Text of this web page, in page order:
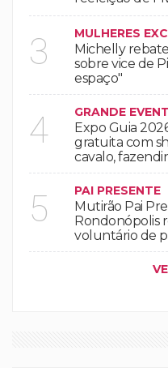
3 MULHERES
Michelly
sobre vice de
espaço"
4 GRANDE
Expo Guia
gratuita com
cavalo,
5 PAI PRESENTE
Mutirão Pai
Rondonópolis
voluntário de